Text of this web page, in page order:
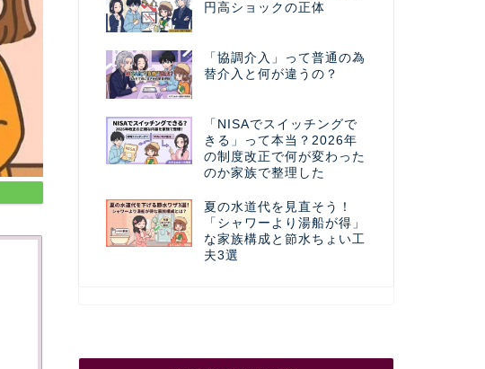
円高ショックの正体
「協調介入」って普通の為
替介入と何が違うの？
「NISAでスイッチングで
きる」って本当？2026年
の制度改正で何が変わった
のか家族で整理した
夏の水道代を見直そう！
「シャワーより湯船が得」
な家族構成と節水ちょい工
夫3選